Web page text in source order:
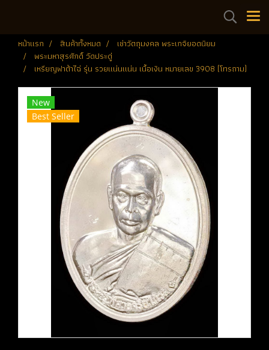
หน้าแรก สินค้าทั้งหมด
เช่าวัตถุมงคล พระเกจิยอดนิยม
พระมหาสุรศักดิ์ วัดประดู่
เหรียญฟาต้าไฉ่ รุ่น รวยแน่นแน่น เนื้อเงิน หมายเลข 3908 (โทรถาม)
New
Best Seller